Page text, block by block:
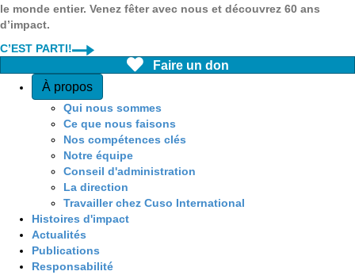
le monde entier. Venez fêter avec nous et découvrez 60 ans
d’impact.
C’EST PARTI!
Faire un don
Quick Access
À propos
Qui nous sommes
Ce que nous faisons
Nos compétences clés
Notre équipe
Conseil d'administration
La direction
Travailler chez Cuso International
Histoires d'impact
Actualités
Publications
Responsabilité